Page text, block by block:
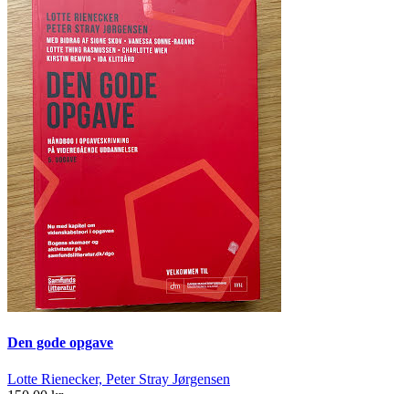
Den gode opgave
Lotte Rienecker, Peter Stray Jørgensen